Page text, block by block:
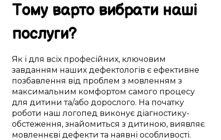
Тому вартовибрати наші
послуги?
Як і для всіх професійних, ключовим
завданням наших дефектологів є ефективне
позбавлення від проблем з мовленням з
максимальним комфортом самого процесу
для дитини та/або дорослого. На початку
роботи наш логопед виконує діагностику-
обстеження, знайомиться з дитиною, виявляє
мовленнєві дефекти та наявні особливості.